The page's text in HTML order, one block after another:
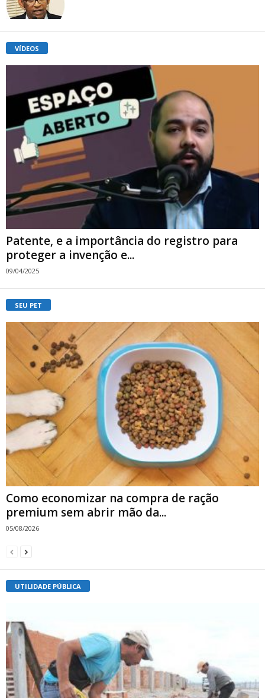
VÍDEOS
Patente, e a importância do registro para
proteger a invenção e...
09/04/2025
SEU PET
Como economizar na compra de ração
premium sem abrir mão da...
05/08/2026
UTILIDADE PÚBLICA